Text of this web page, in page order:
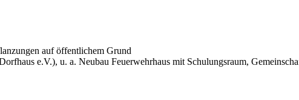
auf öffentlichem Grund
e.V.), u. a. Neubau Feuerwehrhaus mit Schulungsraum,